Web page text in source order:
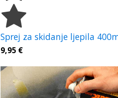
Sprej za skidanje ljepila
9,95 €